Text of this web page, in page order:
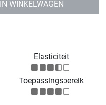
IN WINKELWAGEN
Elasticiteit
Toepassingsbereik